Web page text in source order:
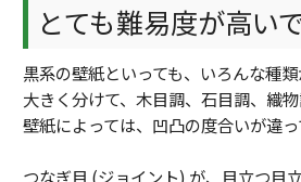
とても難易度が高いで
黒系の壁紙といっても、いろんな種類
大きく分けて、木目調、石目調、織物
壁紙によっては、凹凸の度合いが違っ
つなぎ目 (ジョイント) が、目立つ目